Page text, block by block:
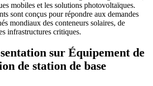
mobiles et les solutions photovoltaïques.
sont conçus pour répondre aux demandes
mondiaux des conteneurs solaires, de
infrastructures critiques.
sur Équipement de
de station de base